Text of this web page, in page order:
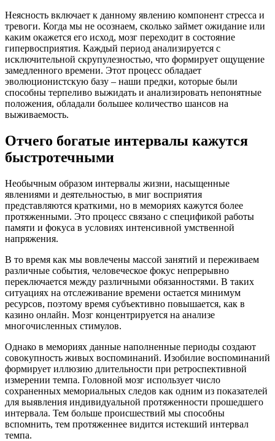
Неясность включает к данному явлению компонент стресса и
тревоги. Когда мы не осознаем, сколько займет ожидание или
каким окажется его исход, мозг переходит в состояние
гипервосприятия. Каждый период анализируется с
исключительной скрупулезностью, что формирует ощущение
замедленного времени. Этот процесс обладает
эволюционистскую базу – наши предки, которые были
способны терпеливо выжидать и анализировать непонятные
положения, обладали большее количество шансов на
выживаемость.
Отчего богатые интервалы кажутся
быстротечными
Необычным образом интервалы жизни, насыщенные
явлениями и деятельностью, в миг восприятия
представляются краткими, но в мемориях кажутся более
протяженными. Это процесс связано с спецификой работы
памяти и фокуса в условиях интенсивной умственной
напряжения.
В то время как мы вовлечены массой занятий и переживаем
различные события, человеческое фокус непрерывно
переключается между различными обязанностями. В таких
ситуациях на отслеживание времени остается минимум
ресурсов, поэтому время субъективно повышается, как в
казино онлайн. Мозг концентрируется на анализе
многочисленных стимулов.
Однако в мемориях данные наполненные периоды создают
совокупность живых воспоминаний. Изобилие воспоминаний
формирует иллюзию длительности при ретроспективной
измерении темпа. Головной мозг использует число
сохраненных мемориальных следов как одним из показателей
для выявления индивидуальной протяженности прошедшего
интервала. Тем больше происшествий мы способны
вспомнить, тем протяженнее видится истекший интервал
темпа.